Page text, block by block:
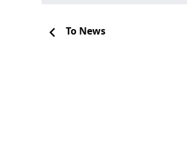
To News